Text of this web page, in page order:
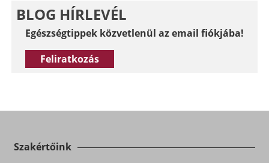
BLOG HÍRLEVÉL
Egészségtippek közvetlenül az email fiókjába!
Feliratkozás
Szakértőink